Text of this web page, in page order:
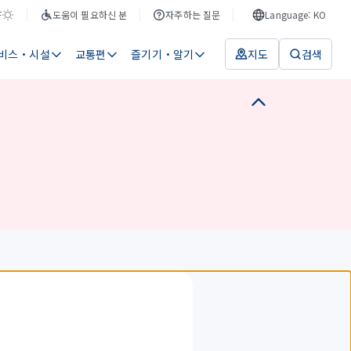
도움이 필요하신 분 자주하는 질문 Language: KO
스・시설 교통편 즐기기・알기 지도 검색